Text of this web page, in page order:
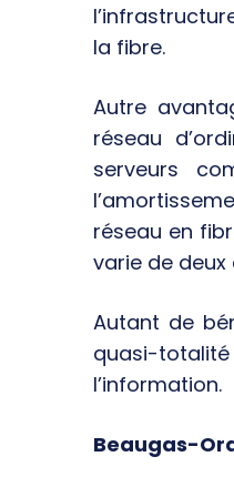
la fibre.
Autre
réseau
serveurs
réseau en
varie de deux
Autant de
quasi-totalité
l’information.
Beaugas-